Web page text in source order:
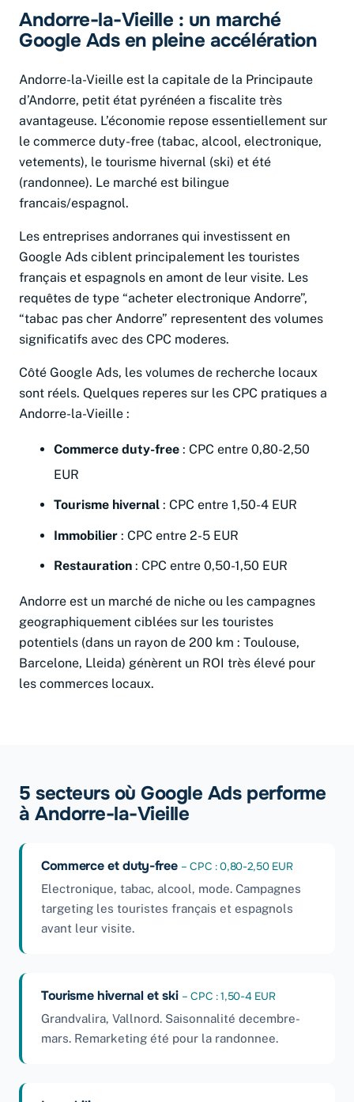
Andorre-la-Vieille : un marché
Google Ads en pleine accélération
Andorre-la-Vieille est la capitale de la Principaute
d’Andorre, petit état pyrénéen a fiscalite très
avantageuse. L’économie repose essentiellement sur
le commerce duty-free (tabac, alcool, electronique,
vetements), le tourisme hivernal (ski) et été
(randonnee). Le marché est bilingue
francais/espagnol.
Les entreprises andorranes qui investissent en
Google Ads ciblent principalement les touristes
français et espagnols en amont de leur visite. Les
requêtes de type “acheter electronique Andorre”,
“tabac pas cher Andorre” representent des volumes
significatifs avec des CPC moderes.
Côté Google Ads, les volumes de recherche locaux
sont réels. Quelques reperes sur les CPC pratiques a
Andorre-la-Vieille :
Commerce duty-free : CPC entre 0,80-2,50
EUR
Tourisme hivernal : CPC entre 1,50-4 EUR
Immobilier : CPC entre 2-5 EUR
Restauration : CPC entre 0,50-1,50 EUR
Andorre est un marché de niche ou les campagnes
geographiquement ciblées sur les touristes
potentiels (dans un rayon de 200 km : Toulouse,
Barcelone, Lleida) génèrent un ROI très élevé pour
les commerces locaux.
5 secteurs où Google Ads performe
à Andorre-la-Vieille
Commerce et duty-free – CPC : 0,80-2,50 EUR
Electronique, tabac, alcool, mode. Campagnes
targeting les touristes français et espagnols
avant leur visite.
Tourisme hivernal et ski – CPC : 1,50-4 EUR
Grandvalira, Vallnord. Saisonnalité decembre-
mars. Remarketing été pour la randonnee.